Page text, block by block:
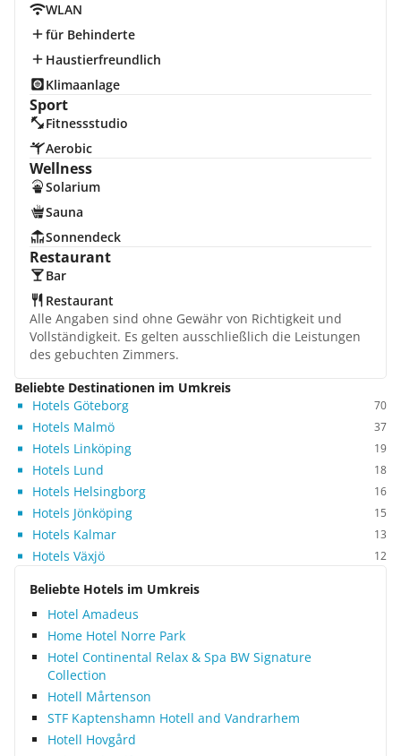
WLAN
für Behinderte
Haustierfreundlich
Klimaanlage
Sport
Fitnessstudio
Aerobic
Wellness
Solarium
Sauna
Sonnendeck
Restaurant
Bar
Restaurant
Alle Angaben sind ohne Gewähr von Richtigkeit und
Vollständigkeit. Es gelten ausschließlich die Leistungen
des gebuchten Zimmers.
Beliebte Destinationen im Umkreis
Hotels Göteborg
70
Hotels Malmö 37
Hotels Linköping 19
Hotels Lund 18
Hotels Helsingborg 16
Hotels Jönköping 15
Hotels Kalmar 13
Hotels Växjö 12
Beliebte Hotels im Umkreis
Hotel Amadeus
Home Hotel Norre Park
Hotel Continental Relax & Spa BW Signature
Collection
Hotell Mårtenson
STF Kaptenshamn Hotell and Vandrarhem
Hotell Hovgård